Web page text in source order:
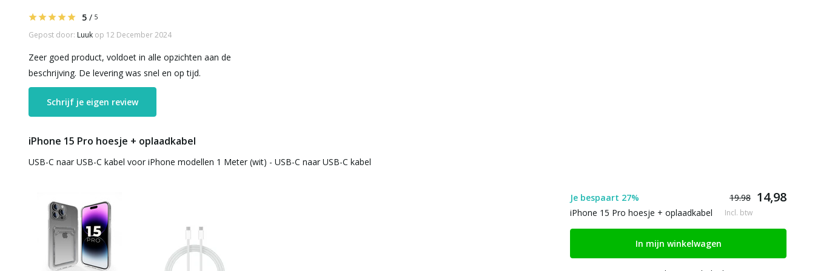
5 / 5
Gepost door: Luuk op 12 December 2024
Zeer goed product, voldoet in alle opzichten aan de
beschrijving. De levering was snel en op tijd.
Schrijf je eigen review
iPhone 15 Pro hoesje + oplaadkabel
USB-C naar USB-C kabel voor iPhone modellen 1 Meter (wit) - USB-C naar USB-C kabel
Je bespaart 27% 19.98 14,98
iPhone 15 Pro hoesje + oplaadkabel Incl. btw
In mijn winkelwagen